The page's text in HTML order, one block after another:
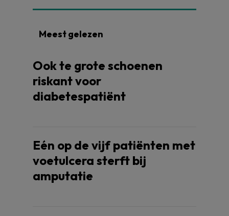
Meest gelezen
Ook te grote schoenen
riskant voor
diabetespatiënt
Eén op de vijf patiënten met
voetulcera sterft bij
amputatie